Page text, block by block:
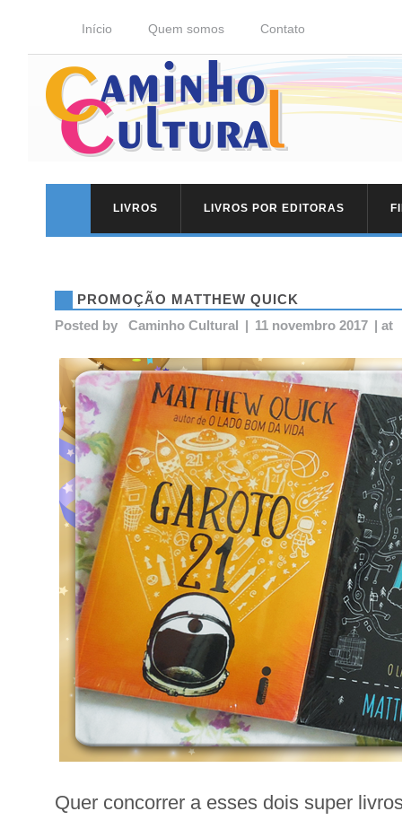
Início Quem somos Contato
LIVROS LIVROS POR EDITORAS
PROMOÇÃO MATTHEW QUICK
Posted by
Caminho Cultural | 11 novembro 2017 | at
Quer concorrer a esses dois super